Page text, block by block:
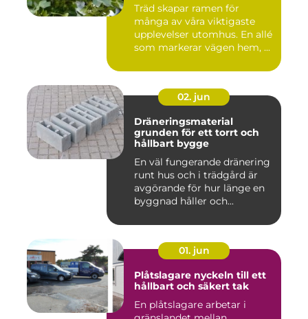
Träd skapar ramen för
många av våra viktigaste
upplevelser utomhus. En allé
som markerar vägen hem, ...
02. jun
Dräneringsmaterial
grunden för ett torrt och
hållbart bygge
En väl fungerande dränering
runt hus och i trädgård är
avgörande för hur länge en
byggnad håller och...
01. jun
Plåtslagare nyckeln till ett
hållbart och säkert tak
En plåtslagare arbetar i